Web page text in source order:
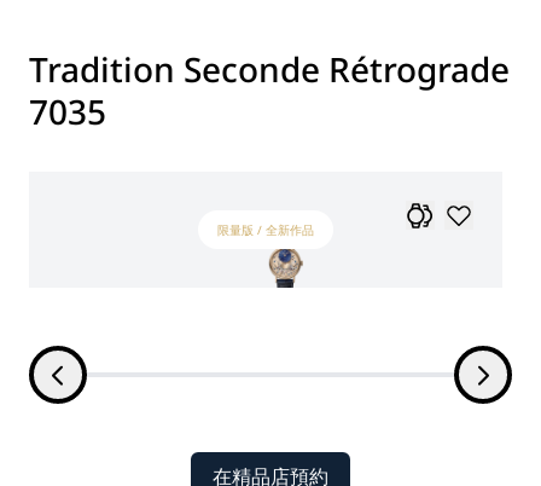
Tradition Seconde Rétrograde
7035
限量版 / 全新作品
在精品店預約